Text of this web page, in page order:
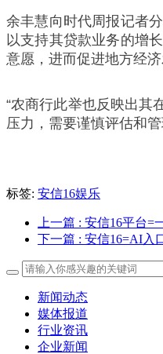
余丰慧向时代周报记者
以支持其贷款业务的增
意愿，进而促进地方经济
“农商行此举也反映出其
压力，需要谨慎评估和管
标签: 安信16娱乐
上一篇 : 安信16平台=
下一篇 : 安信16=AI入
新闻动态
媒体报道
行业资讯
企业新闻